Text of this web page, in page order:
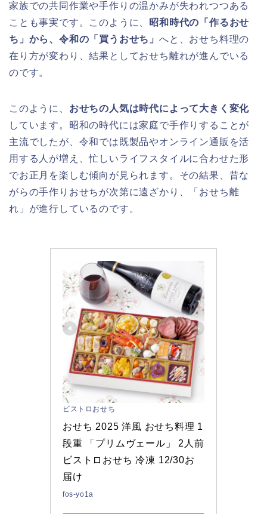
家族での共同作業や手作りの温かみが失われつつある
ことも事実です。このように、 昭和時代の「作るおせ
ち」から、令和の「買うおせち」 へと、おせち料理の
在り方が変わり、結果としておせち離れが進んでいる
のです。
このように、 おせちの人気は時代によって大きく変化
しています。昭和の時代には家庭で手作りすることが
主流でしたが、令和では既製品やオンライン通販を活
用する人が増え、忙しいライフスタイルに合わせた形
でお正月を楽しむ傾向が見られます。その結果、昔な
がらの手作りおせちが次第に遠ざかり、「おせち離
れ」が進行しているのです。
ビストロおせち
おせち 2025 洋風 おせち料理 1
段重 「プリムヴェール」 2人前
ビストロおせち 冷凍 12/30お
届け
fos-yo1a